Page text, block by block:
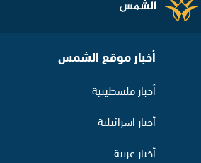
أخبار موقع الشمس
أخبار فلسطينية
أخبار اسرائيلية
أخبار عربية